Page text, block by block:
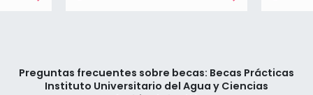
Preguntas frecuentes sobre becas: Becas Prácticas
Instituto Universitario del Agua y Ciencias